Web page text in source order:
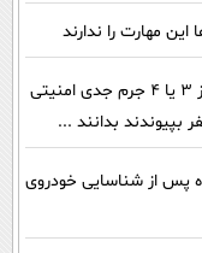
مهارت را ندارند
گفته‌های یک روحانی تندرو و ردپای بیش از ۳ یا ۴ جرم جدی امنیتی
پس از شناسایی خودروی